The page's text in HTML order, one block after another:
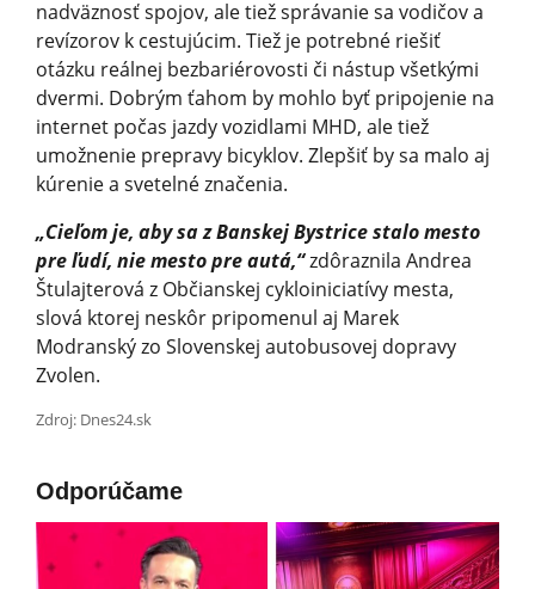
nadväznosť spojov, ale tiež správanie sa vodičov a
revízorov k cestujúcim. Tiež je potrebné riešiť
otázku reálnej bezbariérovosti či nástup všetkými
dvermi. Dobrým ťahom by mohlo byť pripojenie na
internet počas jazdy vozidlami MHD, ale tiež
umožnenie prepravy bicyklov. Zlepšiť by sa malo aj
kúrenie a svetelné značenia.
„Cieľom je, aby sa z Banskej Bystrice stalo mesto
pre ľudí, nie mesto pre autá,“zdôraznila Andrea
Štulajterová z Občianskej cykloiniciatívy mesta,
slová ktorej neskôr pripomenul aj Marek
Modranský zo Slovenskej autobusovej dopravy
Zvolen.
Zdroj: Dnes24.sk
Odporúčame